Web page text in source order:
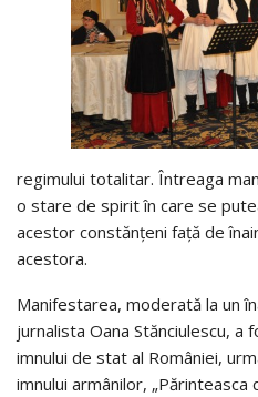
regimului totalitar. Întreaga
o stare de spirit în care se
acestor constănţeni faţă de
acestora.
Manifestarea, moderată la un
jurnalista Oana Stănciulescu, a
imnului de stat al României,
imnului armânilor, „Părinteasca